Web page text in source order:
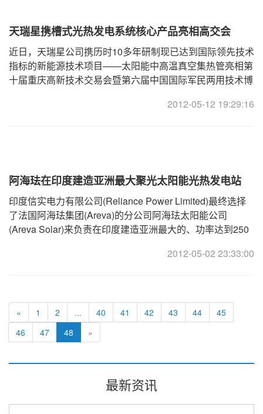
天瑞星携槽式光热发电系统核心产品亮相高交会
近日，天瑞星公司携历时10多年研制现已达到国际领先技术
指标的新能源技术项目——太阳能中高温真空集热管亮相第
十届重庆高新技术交易会暨第六届中国国际军民两用技术博
2012-05-12 19:29:16
阿海珐在印度建造亚洲最大聚光太阳能光热发电站
印度信实电力有限公司(Reliance Power Limited)最终选择
了法国阿海珐集团(Areva)的分公司阿海珐太阳能公司
(Areva Solar)来负责在印度建造亚洲最大的、功率达到250
2012-05-02 23:33:00
« 1 2 ... 40 41 42 43 44
45
46
47 48 »
最新资讯